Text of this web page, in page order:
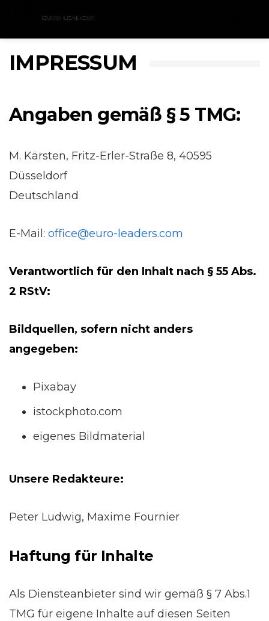
IMPRESSUM
Angaben gemäß § 5 TMG:
M. Kärsten, Fritz-Erler-Straße 8, 40595
Düsseldorf
Deutschland
E-Mail: office@euro-leaders.com
Verantwortlich für den Inhalt nach § 55 Abs.
2 RStV:
Bildquellen, sofern nicht anders
angegeben:
Pixabay
istockphoto.com
eigenes Bildmaterial
Unsere Redakteure:
Peter Ludwig, Maxime Fournier
Haftung für Inhalte
Als Diensteanbieter sind wir gemäß § 7 Abs.1
TMG für eigene Inhalte auf diesen Seiten